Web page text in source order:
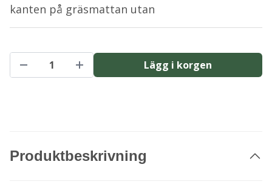
kanten på gräsmattan utan
Lägg i korgen
Produktbeskrivning